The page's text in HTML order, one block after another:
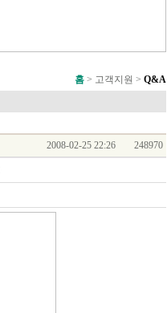
홈 > 고객지원 > Q&A
2008-02-25 22:26 248970